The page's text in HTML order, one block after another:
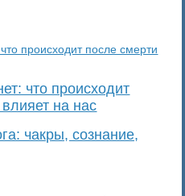
что происходит
на нас
чакры, сознание,